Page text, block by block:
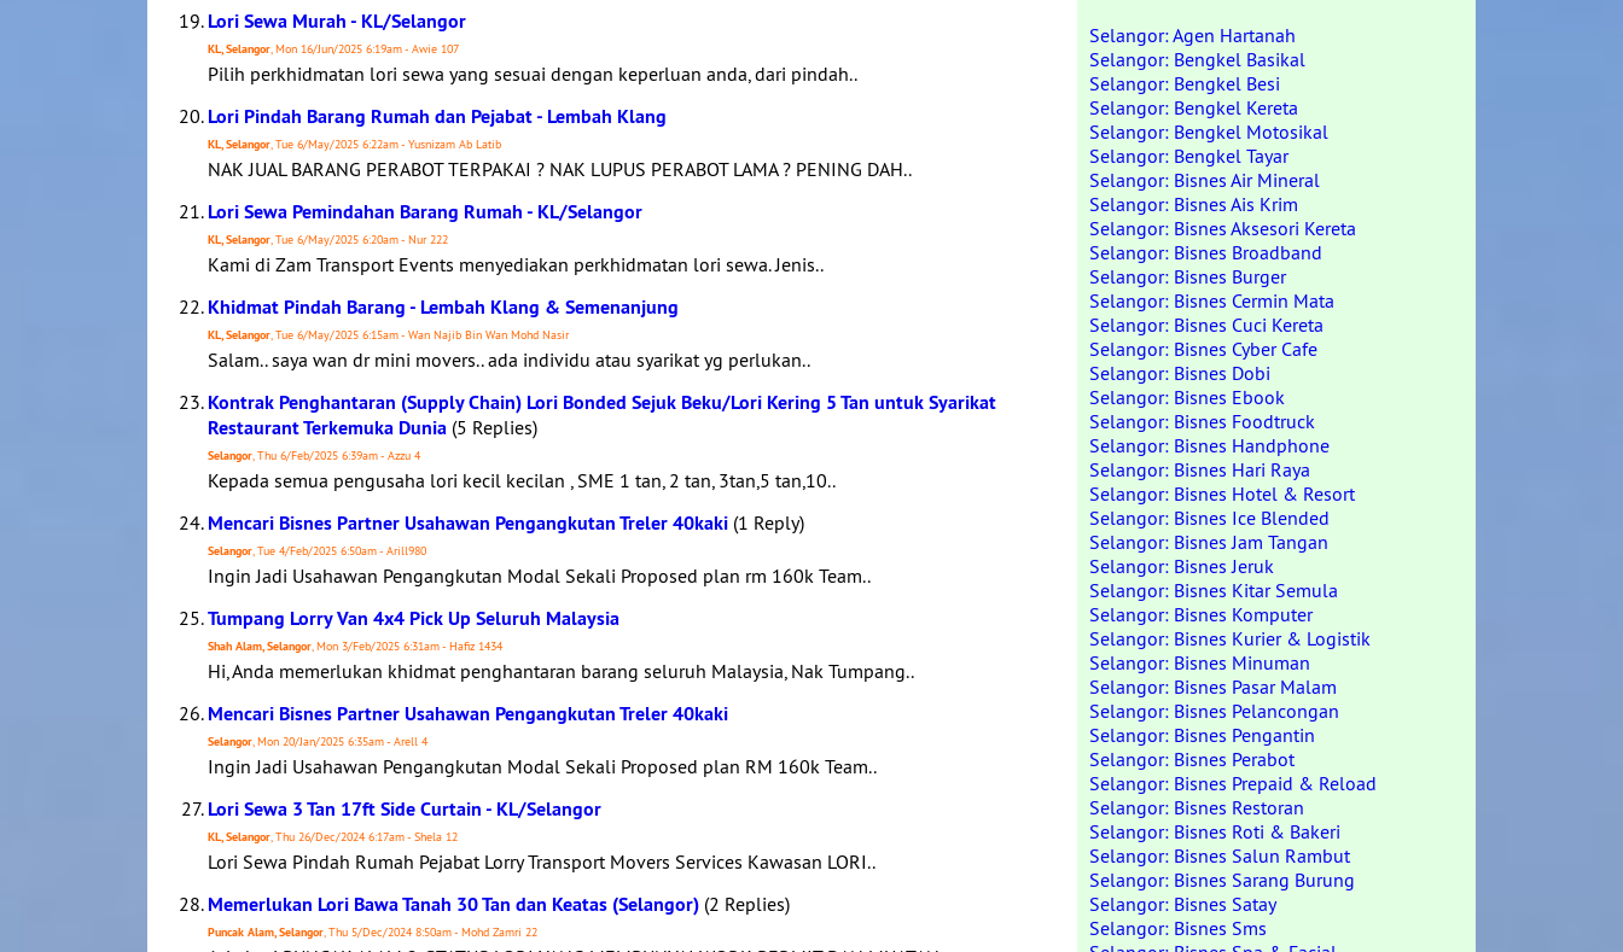
Lori Sewa Murah - KL/Selangor
KL, Selangor, Mon 16/Jun/2025 6:19am - Awie 107
Pilih perkhidmatan lori sewa yang sesuai dengan keperluan anda, dari pindah..
Lori Pindah Barang Rumah dan Pejabat - Lembah Klang
KL, Selangor, Tue 6/May/2025 6:22am - Yusnizam Ab Latib
NAK JUAL BARANG PERABOT TERPAKAI ? NAK LUPUS PERABOT LAMA ? PENING DAH..
Lori Sewa Pemindahan Barang Rumah - KL/Selangor
KL, Selangor, Tue 6/May/2025 6:20am - Nur 222
Kami di Zam Transport Events menyediakan perkhidmatan lori sewa. Jenis..
Khidmat Pindah Barang - Lembah Klang & Semenanjung
KL, Selangor, Tue 6/May/2025 6:15am - Wan Najib Bin Wan Mohd Nasir
Salam.. saya wan dr mini movers.. ada individu atau syarikat yg perlukan..
Kontrak Penghantaran (Supply Chain) Lori Bonded Sejuk Beku/Lori Kering 5 Tan untuk Syarikat
Restaurant Terkemuka Dunia (5 Replies)
Selangor, Thu 6/Feb/2025 6:39am - Azzu 4
Kepada semua pengusaha lori kecil kecilan , SME 1 tan, 2 tan, 3tan,5 tan,10..
Mencari Bisnes Partner Usahawan Pengangkutan Treler 40kaki (1 Reply)
Selangor, Tue 4/Feb/2025 6:50am - Arill980
Ingin Jadi Usahawan Pengangkutan Modal Sekali Proposed plan rm 160k Team..
Tumpang Lorry Van 4x4 Pick Up Seluruh Malaysia
Shah Alam, Selangor, Mon 3/Feb/2025 6:31am - Hafiz 1434
Hi, Anda memerlukan khidmat penghantaran barang seluruh Malaysia, Nak Tumpang..
Mencari Bisnes Partner Usahawan Pengangkutan Treler 40kaki
Selangor, Mon 20/Jan/2025 6:35am - Arell 4
Ingin Jadi Usahawan Pengangkutan Modal Sekali Proposed plan RM 160k Team..
Lori Sewa 3 Tan 17ft Side Curtain - KL/Selangor
KL, Selangor, Thu 26/Dec/2024 6:17am - Shela 12
Lori Sewa Pindah Rumah Pejabat Lorry Transport Movers Services Kawasan LORI..
Memerlukan Lori Bawa Tanah 30 Tan dan Keatas (Selangor) (2 Replies)
Puncak Alam, Selangor, Thu 5/Dec/2024 8:50am - Mohd Zamri 22
Selangor: Agen Hartanah
Selangor: Bengkel Basikal
Selangor: Bengkel Besi
Selangor: Bengkel Kereta
Selangor: Bengkel Motosikal
Selangor: Bengkel Tayar
Selangor: Bisnes Air Mineral
Selangor: Bisnes Ais Krim
Selangor: Bisnes Aksesori Kereta
Selangor: Bisnes Broadband
Selangor: Bisnes Burger
Selangor: Bisnes Cermin Mata
Selangor: Bisnes Cuci Kereta
Selangor: Bisnes Cyber Cafe
Selangor: Bisnes Dobi
Selangor: Bisnes Ebook
Selangor: Bisnes Foodtruck
Selangor: Bisnes Handphone
Selangor: Bisnes Hari Raya
Selangor: Bisnes Hotel & Resort
Selangor: Bisnes Ice Blended
Selangor: Bisnes Jam Tangan
Selangor: Bisnes Jeruk
Selangor: Bisnes Kitar Semula
Selangor: Bisnes Komputer
Selangor: Bisnes Kurier & Logistik
Selangor: Bisnes Minuman
Selangor: Bisnes Pasar Malam
Selangor: Bisnes Pelancongan
Selangor: Bisnes Pengantin
Selangor: Bisnes Perabot
Selangor: Bisnes Prepaid & Reload
Selangor: Bisnes Restoran
Selangor: Bisnes Roti & Bakeri
Selangor: Bisnes Salun Rambut
Selangor: Bisnes Sarang Burung
Selangor: Bisnes Satay
Selangor: Bisnes Sms